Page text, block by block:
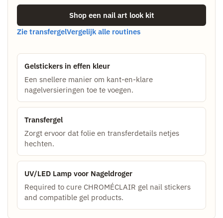
Shop een nail art look kit
Zie transfergelVergelijk alle routines
Gelstickers in effen kleur
Een snellere manier om kant-en-klare
nagelversieringen toe te voegen.
Transfergel
Zorgt ervoor dat folie en transferdetails netjes
hechten.
UV/LED Lamp voor Nageldroger
Required to cure CHROMÉCLAIR gel nail stickers
and compatible gel products.